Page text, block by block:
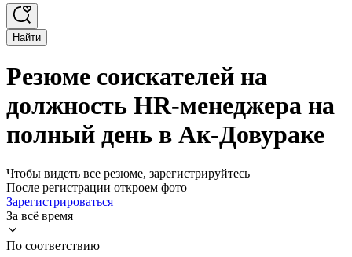
Найти
Резюме соискателей на
должность HR-менеджера на
полный день в Ак-Довураке
Чтобы видеть все резюме, зарегистрируйтесь
После регистрации откроем фото
Зарегистрироваться
За всё время
По соответствию